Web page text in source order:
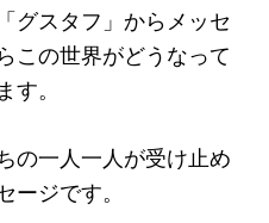
グスタフ」からメッセ
この世界がどうなって
す。
の一人一人が受け止め
ージです。